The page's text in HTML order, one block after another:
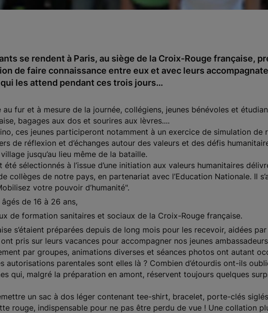
se rendent à Paris, au siège de la Croix-Rouge française,
de faire connaissance entre eux et avec leurs
les attend pendant ces trois jours…
fur et à mesure de la journée, collégiens, jeunes bénévoles et
bagages aux dos et sourires aux lèvres....
ces jeunes participeront notamment à un exercice de simulation de
de réflexion et d’échanges autour des valeurs et des défis
jusqu’au lieu même de la bataille.
sélectionnés à l’issue d’une initiation aux valeurs humanitaires
collèges de notre pays, en partenariat avec l’Education Nationale. Il
votre pouvoir d’humanité".
de 16 à 26 ans,
de formation sanitaires et sociaux de la Croix-Rouge française.
s’étaient préparées depuis de long mois pour les recevoir, aidées
pris sur leurs vacances pour accompagner nos jeunes
par groupes, animations diverses et séances photos ont autant
autorisations parentales sont elles là ? Combien d’étourdis ont-ils
qui, malgré la préparation en amont, réservent toujours quelques
un sac à dos léger contenant tee-shirt, bracelet, porte-clés
rouge, indispensable pour ne pas être perdu de vue ! Une collation